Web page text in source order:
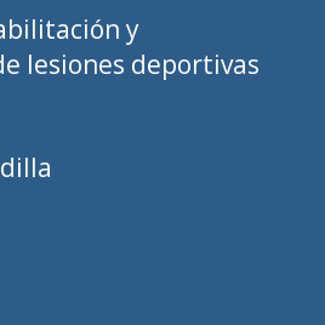
y
lesiones deportivas